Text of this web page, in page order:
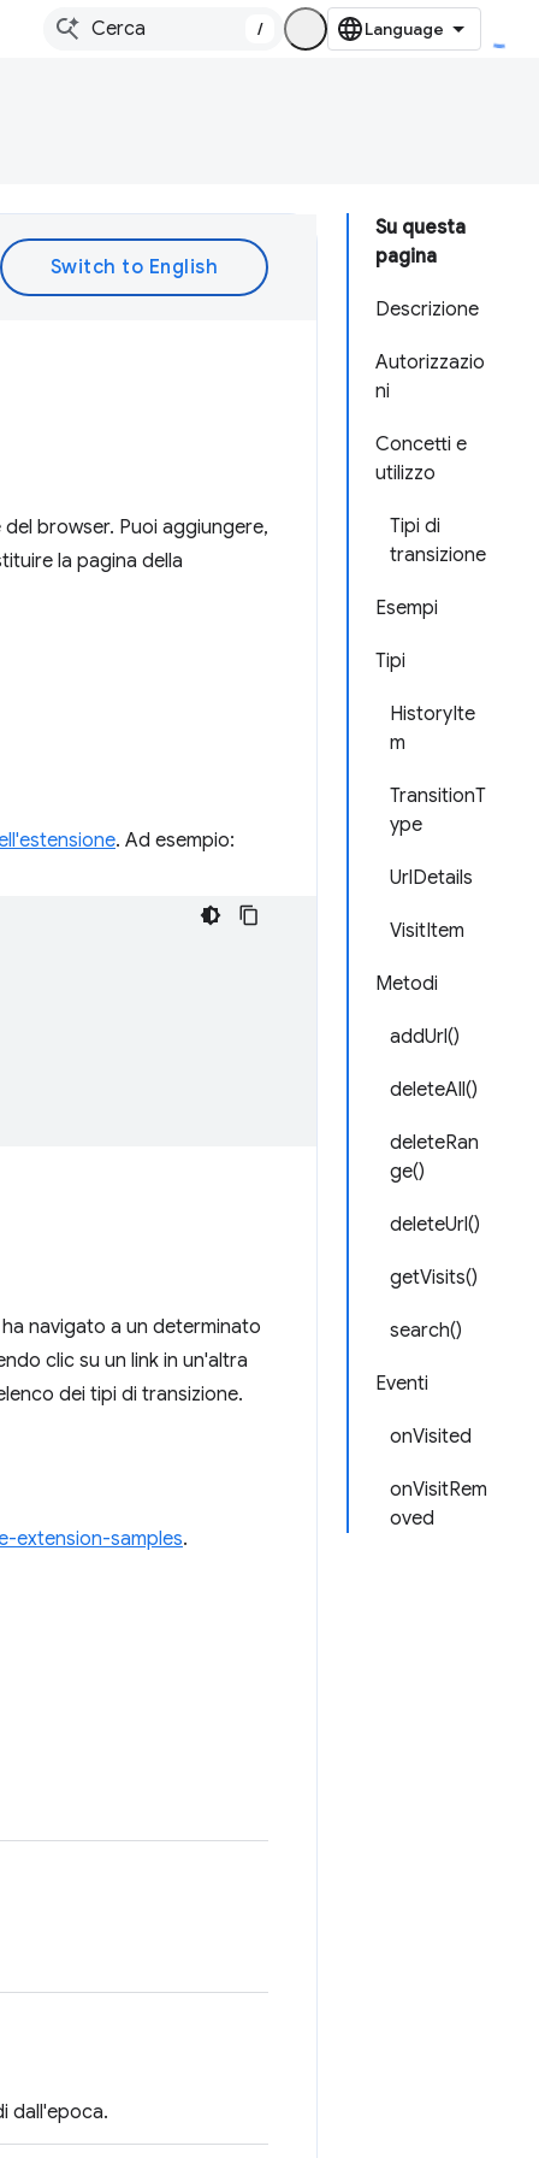
/
Su questa
pagina
Descrizione
Autorizzazio
ni
Concetti e
utilizzo
Tipi di
transizione
Esempi
Tipi
HistoryIte
m
TransitionT
ype
UrlDetails
VisitItem
Metodi
addUrl()
deleteAll()
deleteRan
ge()
deleteUrl()
getVisits()
search()
Eventi
onVisited
onVisitRem
oved
browser. Puoi aggiungere,
la pagina della
. Ad esempio:
navigato a un determinato
clic su un link in un'altra
dei tipi di transizione.
extension-samples.
dall'epoca.